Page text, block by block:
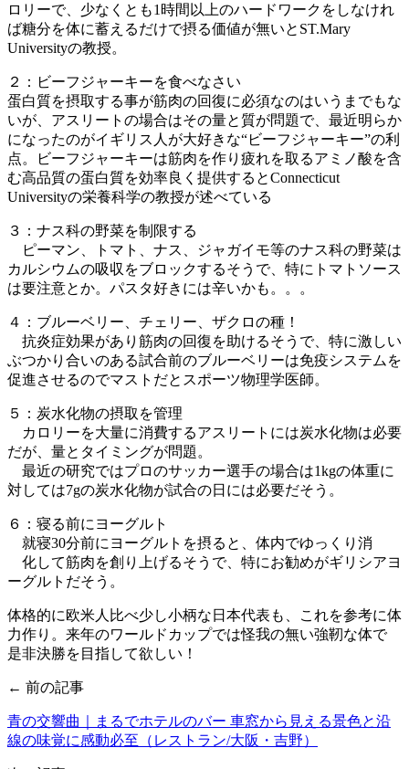
ロリーで、少なくとも1時間以上のハードワークをしなけれ
ば糖分を体に蓄えるだけで摂る価値が無いとST.Mary
Universityの教授。
２：ビーフジャーキーを食べなさい
蛋白質を摂取する事が筋肉の回復に必須なのはいうまでもな
いが、アスリートの場合はその量と質が問題で、最近明らか
になったのがイギリス人が大好きな“ビーフジャーキー”の利
点。ビーフジャーキーは筋肉を作り疲れを取るアミノ酸を含
む高品質の蛋白質を効率良く提供するとConnecticut
Universityの栄養科学の教授が述べている
３：ナス科の野菜を制限する
ピーマン、トマト、ナス、ジャガイモ等のナス科の野菜は
カルシウムの吸収をブロックするそうで、特にトマトソース
は要注意とか。パスタ好きには辛いかも。。。
４：ブルーベリー、チェリー、ザクロの種！
抗炎症効果があり筋肉の回復を助けるそうで、特に激しい
ぶつかり合いのある試合前のブルーベリーは免疫システムを
促進させるのでマストだとスポーツ物理学医師。
５：炭水化物の摂取を管理
カロリーを大量に消費するアスリートには炭水化物は必要
だが、量とタイミングが問題。
最近の研究ではプロのサッカー選手の場合は1kgの体重に
対しては7gの炭水化物が試合の日には必要だそう。
６：寝る前にヨーグルト
就寝30分前にヨーグルトを摂ると、体内でゆっくり消
化して筋肉を創り上げるそうで、特にお勧めがギリシアヨ
ーグルトだそう。
体格的に欧米人比べ少し小柄な日本代表も、これを参考に体
力作り。来年のワールドカップでは怪我の無い強靭な体で
是非決勝を目指して欲しい！
← 前の記事
青の交響曲｜まるでホテルのバー 車窓から見える景色と沿
線の味覚に感動必至（レストラン/大阪・吉野）